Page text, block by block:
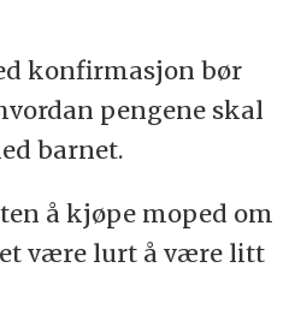
konfirmasjon bør
pengene skal
barnet.
å kjøpe moped om
være lurt å være litt